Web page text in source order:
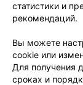
статистики и
рекомендаций.
Вы можете
cookie или
Для получения
сроках и